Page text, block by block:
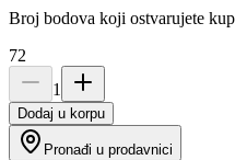
Broj bodova koji ostvarujete
72
1
Dodaj u korpu
Pronađi u prodavnici